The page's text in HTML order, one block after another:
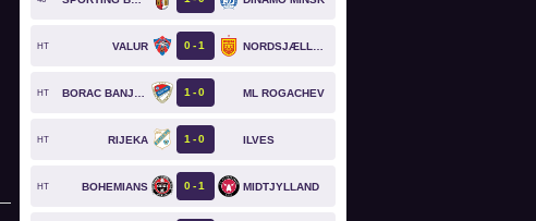
HT VALUR 0 1
HT 1 0 ML ROGACHEV
HT RIJEKA 1 0 ILVES
HT BOHEMIANS 0 1 MIDTJYLLAND